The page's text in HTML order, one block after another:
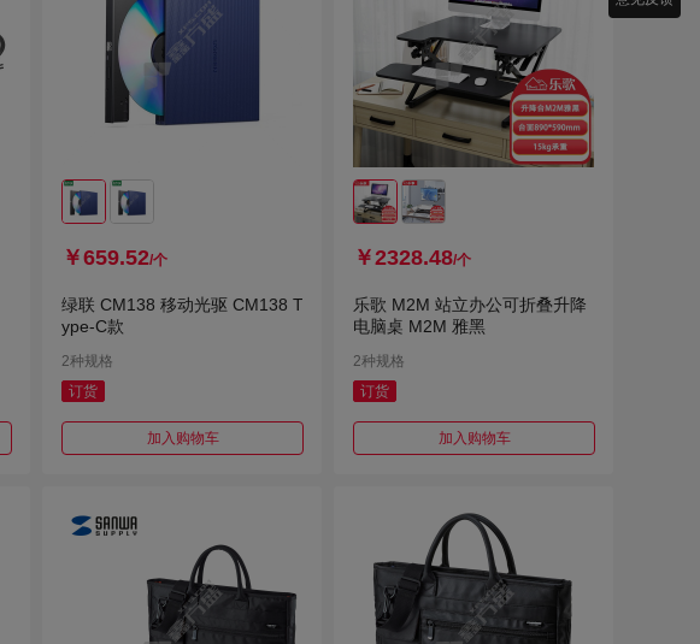
￥659.52/个
绿联 CM138 移动光驱 CM138 T
ype-C款
2种规格
订货
加入购物车
￥2328.48/个
乐歌 M2M 站立办公可折叠升降
电脑桌 M2M 雅黑
2种规格
订货
加入购物车